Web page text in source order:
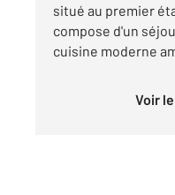
situé au premier
compose d'un
cuisine moderne
Voir